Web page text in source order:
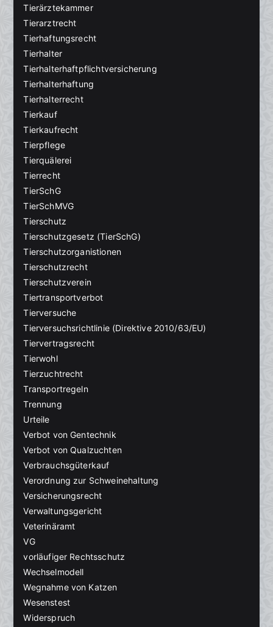
Tierärztekammer
Tierarztrecht
Tierhaftungsrecht
Tierhalter
Tierhalterhaftpflichtversicherung
Tierhalterhaftung
Tierhalterrecht
Tierkauf
Tierkaufrecht
Tierpflege
Tierquälerei
Tierrecht
TierSchG
TierSchMVG
Tierschutz
Tierschutzgesetz (TierSchG)
Tierschutzorganistionen
Tierschutzrecht
Tierschutzverein
Tiertransportverbot
Tierversuche
Tierversuchsrichtlinie (Direktive 2010/63/EU)
Tiervertragsrecht
Tierwohl
Tierzuchtrecht
Transportregeln
Trennung
Urteile
Verbot von Gentechnik
Verbot von Qualzuchten
Verbrauchsgüterkauf
Verordnung zur Schweinehaltung
Versicherungsrecht
Verwaltungsgericht
Veterinäramt
VG
vorläufiger Rechtsschutz
Wechselmodell
Wegnahme von Katzen
Wesenstest
Widerspruch